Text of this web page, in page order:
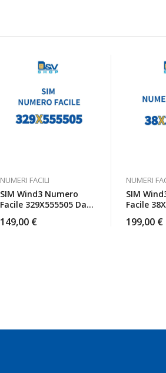
NUMERI FACILI
SIM Wind3 Numero
Facile 329X555505 Da
149,00 €
NUMERI
SIM
Facile
199,00 €